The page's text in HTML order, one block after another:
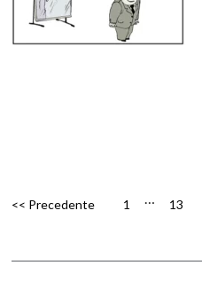
<< Precedente 1 … 13